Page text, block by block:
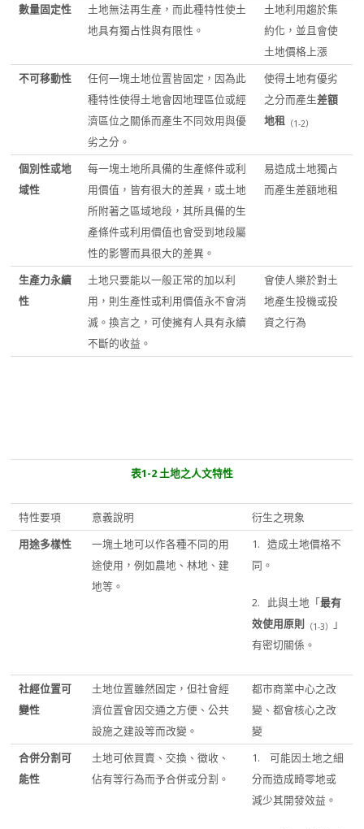
數量固定性
土地無法再生產，而此種特性使土
地具有獨占性與有限性。
土地利用趨於集
約化，並且會使
土地價格上漲
不可移動性
任何一塊土地位置皆固定，因為此
種特性使得土地會因地理區位或經
濟區位之關係而產生不同效用與優
劣之分。
使得土地有優劣
之分而產生差額
地租 （1-2）
個別性或地
域性
每一塊土地所具備的生產條件或利
用價值，皆有很大的差異，或土地
所附著之區域地段，其所具備的生
產條件或利用價值也會受到地段屬
性的影響而具很大的差異。
易造成土地獨占
而產生差額地租
生產力永續
性
土地只要能以一般正常的加以利
用，則生產性或利用價值永不會消
滅。換言之，可使擁有人具有永續
不斷的收益。
會使人樂於對土
地產生投機或投
資之行為
表1-2 土地之人文特性
特性要項 意義說明
衍生之現象
用途多樣性
一塊土地可以作各種不同的用
途使用，例如農地、林地、建
地等。
1. 造成土地價格不
同。
2. 此與土地「最有
效使用原則
（1-3）」
有密切關係。
社經位置可
變性
土地位置雖然固定，但社會經
濟位置會因交通之方便、公共
設施之建設等而改變。
都市商業中心之改
變、都會核心之改
變
合併分割可
能性
土地可依買賣、交換、徵收、
佔有等行為而予合併或分割。
1. 可能因土地之細
分而造成畸零地或
減少其開發效益。